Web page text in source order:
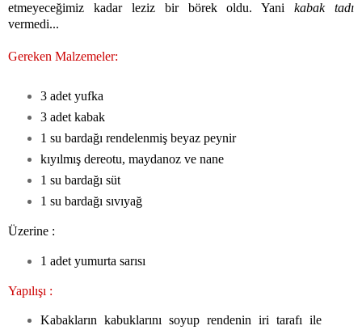
etmeyeceğimiz kadar leziz bir börek oldu. Yanikabak tadı
vermedi...
Gereken Malzemeler:
3 adet yufka
3 adet kabak
1 su bardağı rendelenmiş beyaz peynir
kıyılmış dereotu, maydanoz ve nane
1 su bardağı süt
1 su bardağı sıvıyağ
Üzerine :
1 adet yumurta sarısı
Yapılışı :
Kabakların kabuklarını soyup rendenin iri tarafı ile